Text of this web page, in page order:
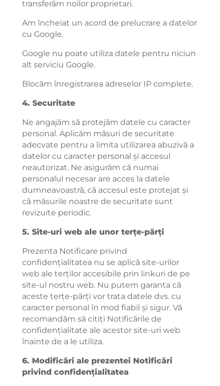
transferăm noilor proprietari.
Am încheiat un acord de prelucrare a datelor
cu Google.
Google nu poate utiliza datele pentru niciun
alt serviciu Google.
Blocăm înregistrarea adreselor IP complete.
4. Securitate
Ne angajăm să protejăm datele cu caracter
personal. Aplicăm măsuri de securitate
adecvate pentru a limita utilizarea abuzivă a
datelor cu caracter personal și accesul
neautorizat. Ne asigurăm că numai
personalul necesar are acces la datele
dumneavoastră, că accesul este protejat și
că măsurile noastre de securitate sunt
revizuite periodic.
5. Site-uri web ale unor terțe-părți
Prezenta Notificare privind
confidențialitatea nu se aplică site-urilor
web ale terților accesibile prin linkuri de pe
site-ul nostru web. Nu putem garanta că
aceste terțe-părți vor trata datele dvs. cu
caracter personal în mod fiabil și sigur. Vă
recomandăm să citiți Notificările de
confidențialitate ale acestor site-uri web
înainte de a le utiliza.
6. Modificări ale prezentei Notificări
privind confidențialitatea